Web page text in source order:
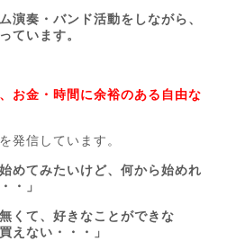
演奏・バンド活動をしながら、
ています。
お金・時間に余裕のある自由な
発信しています。
めてみたいけど、何から始めれ
・」
くて、好きなことができな
えない・・・」